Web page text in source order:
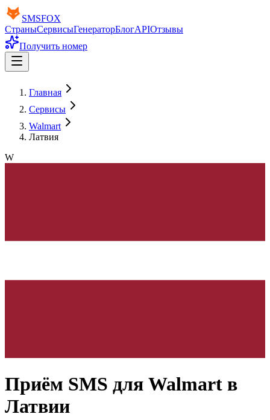
SMSFOX
СтраныСервисыГенераторБлогAPIОтзывы
Получить номер
Главная
Сервисы
Walmart
Латвия
W
Приём SMS для Walmart в
Латвии